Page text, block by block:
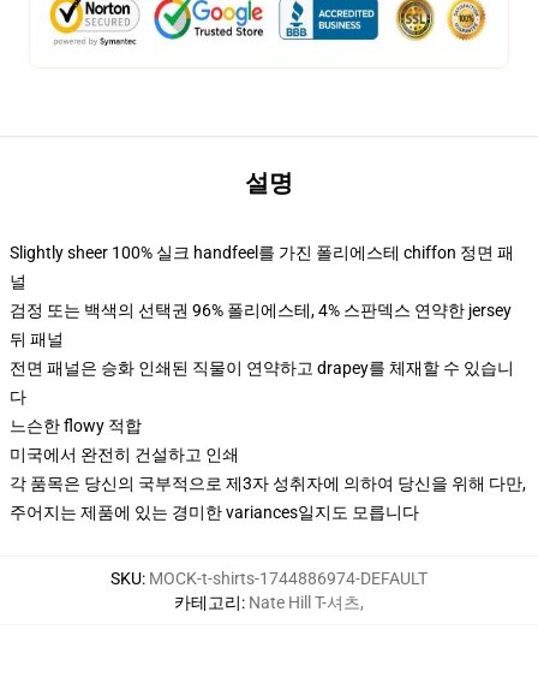
설명
Slightly sheer 100% 실크 handfeel를 가진 폴리에스테 chiffon 정면 패
널
검정 또는 백색의 선택권 96% 폴리에스테, 4% 스판덱스 연약한 jersey
뒤 패널
전면 패널은 승화 인쇄된 직물이 연약하고 drapey를 체재할 수 있습니
다
느슨한 flowy 적합
미국에서 완전히 건설하고 인쇄
각 품목은 당신의 국부적으로 제3자 성취자에 의하여 당신을 위해 다만,
주어지는 제품에 있는 경미한 variances일지도 모릅니다
SKU: MOCK-t-shirts-1744886974-DEFAULT
카테고리: Nate Hill T-셔츠,